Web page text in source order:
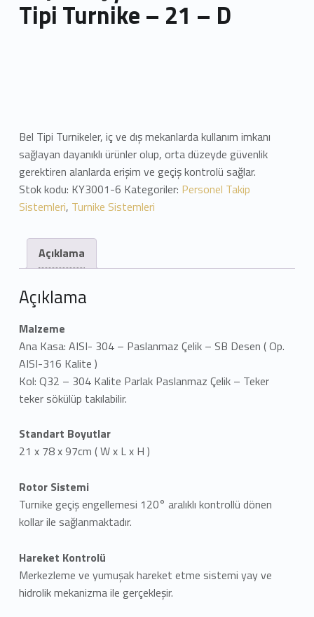
Tipi Turnike – 21 – D
Bel Tipi Turnikeler, iç ve dış mekanlarda kullanım imkanı
sağlayan dayanıklı ürünler olup, orta düzeyde güvenlik
gerektiren alanlarda erişim ve geçiş kontrolü sağlar.
Stok kodu: KY3001-6 Kategoriler: Personel Takip
Sistemleri, Turnike Sistemleri
Açıklama
Açıklama
Malzeme
Ana Kasa: AISI- 304 – Paslanmaz Çelik – SB Desen ( Op.
AISI-316 Kalite )
Kol: Q32 – 304 Kalite Parlak Paslanmaz Çelik – Teker
teker sökülüp takılabilir.
Standart Boyutlar
21 x 78 x 97cm ( W x L x H )
Rotor Sistemi
Turnike geçiş engellemesi 120° aralıklı kontrollü dönen
kollar ile sağlanmaktadır.
Hareket Kontrolü
Merkezleme ve yumuşak hareket etme sistemi yay ve
hidrolik mekanizma ile gerçekleşir.